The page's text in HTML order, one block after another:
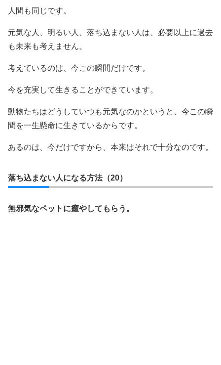
人間も同じです。
元気な人、明るい人、落ち込まない人は、必要以上に過去
も未来も考えません。
考えているのは、今この瞬間だけです。
今を充実して生きることができています。
動物たちはどうしていつも元気なのかというと、今この瞬
間を一生懸命に生きているからです。
あるのは、今だけですから、本来はそれで十分なのです。
落ち込まない人になる方法（20）
無邪気なペットに癒やしてもらう。